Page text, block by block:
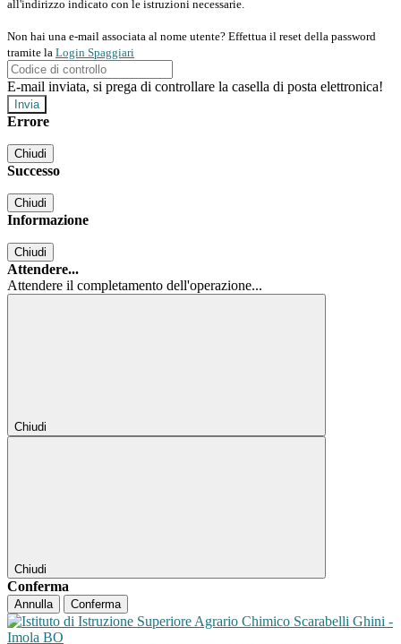
all'indirizzo indicato con le istruzioni necessarie.
Non hai una e-mail associata al nome utente? Effettua il reset della password
tramite la Login Spaggiari
E-mail inviata, si prega di controllare la casella di posta elettronica!
Errore
Chiudi
Successo
Chiudi
Informazione
Chiudi
Attendere...
Attendere il completamento dell'operazione...
Chiudi
Chiudi
Conferma
Annulla Conferma